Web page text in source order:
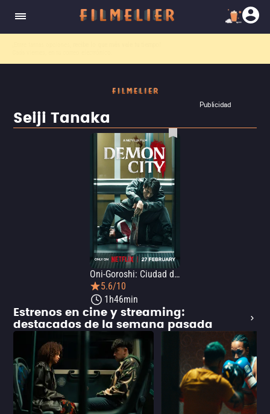
Publicidad
Seiji Tanaka
Oni-Goroshi: Ciudad de los demonios
5.6/10
1h46min
Estrenos en cine y streaming:
destacados de la semana pasada